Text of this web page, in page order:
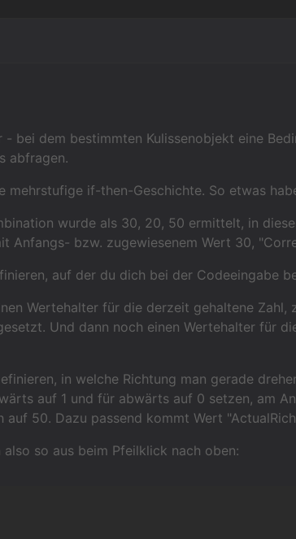
bei dem bestimmten Kulissenobjekt eine
abfragen.
mehrstufige if-then-Geschichte. So etwas
wurde als 30, 20, 50 ermittelt, in
Anfangs- bzw. zugewiesenem Wert 30,
auf der du dich bei der Codeeingabe
Wertehalter für die derzeit gehaltene
Und dann noch einen Wertehalter für
in welche Richtung man gerade
auf 1 und für abwärts auf 0 setzen, am
auf 50. Dazu passend kommt Wert
also so aus beim Pfeilklick nach oben: